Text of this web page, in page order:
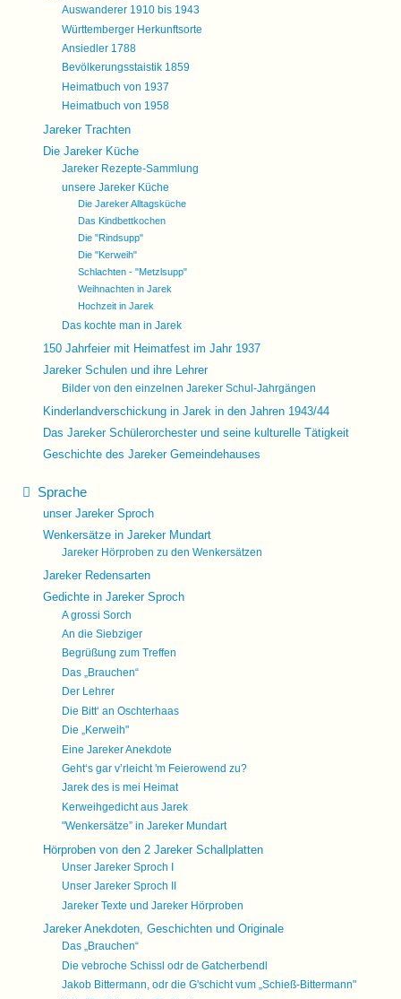
Auswanderer 1910 bis 1943
Württemberger Herkunftsorte
Ansiedler 1788
Bevölkerungsstaistik 1859
Heimatbuch von 1937
Heimatbuch von 1958
Jareker Trachten
Die Jareker Küche
Jareker Rezepte-Sammlung
unsere Jareker Küche
Die Jareker Alltagsküche
Das Kindbettkochen
Die "Rindsupp"
Die "Kerweih"
Schlachten - "Metzlsupp"
Weihnachten in Jarek
Hochzeit in Jarek
Das kochte man in Jarek
150 Jahrfeier mit Heimatfest im Jahr 1937
Jareker Schulen und ihre Lehrer
Bilder von den einzelnen Jareker Schul-Jahrgängen
Kinderlandverschickung in Jarek in den Jahren 1943/44
Das Jareker Schülerorchester und seine kulturelle Tätigkeit
Geschichte des Jareker Gemeindehauses
Sprache
unser Jareker Sproch
Wenkersätze in Jareker Mundart
Jareker Hörproben zu den Wenkersätzen
Jareker Redensarten
Gedichte in Jareker Sproch
A grossi Sorch
An die Siebziger
Begrüßung zum Treffen
Das „Brauchen“
Der Lehrer
Die Bitt‘ an Oschterhaas
Die „Kerweih"
Eine Jareker Anekdote
Geht‘s gar v’rleicht 'm Feierowend zu?
Jarek des is mei Heimat
Kerweihgedicht aus Jarek
"Wenkersätze” in Jareker Mundart
Hörproben von den 2 Jareker Schallplatten
Unser Jareker Sproch I
Unser Jareker Sproch II
Jareker Texte und Jareker Hörproben
Jareker Anekdoten, Geschichten und Originale
Das „Brauchen“
Die vebroche Schissl odr de Gatcherbendl
Jakob Bittermann, odr die G'schicht vum „Schieß-Bittermann"